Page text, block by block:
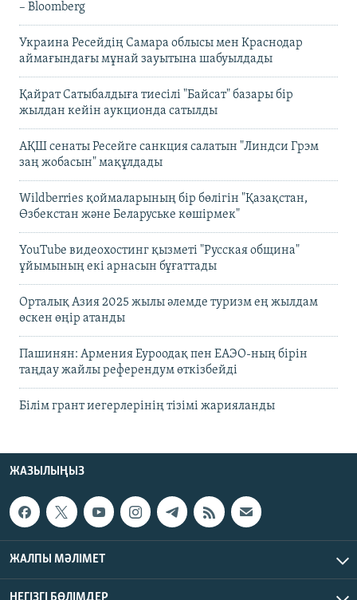
– Bloomberg
Украина Ресейдің Самара облысы мен Краснодар
аймағындағы мұнай зауытына шабуылдады
Қайрат Сатыбалдыға тиесілі "Байсат" базары бір
жылдан кейін аукционда сатылды
АҚШ сенаты Ресейге санкция салатын "Линдси Грэм
заң жобасын" мақұлдады
Wildberries қоймаларының бір бөлігін "Қазақстан,
Өзбекстан және Беларуське көшірмек"
YouTube видеохостинг қызметі "Русская община"
ұйымының екі арнасын бұғаттады
Орталық Азия 2025 жылы әлемде туризм ең жылдам
өскен өңір атанды
Пашинян: Армения Еуроодақ пен ЕАЭО-ның бірін
таңдау жайлы референдум өткізбейді
Білім грант иегерлерінің тізімі жарияланды
ЖАЗЫЛЫҢЫЗ
ЖАЛПЫ МӘЛІМЕТ
НЕГІЗГІ БӨЛІМДЕР